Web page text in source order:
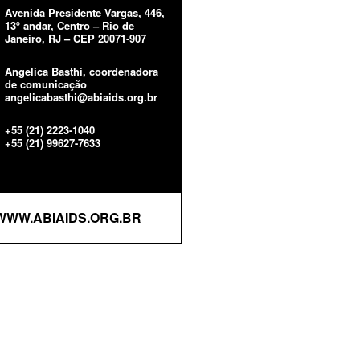
Avenida Presidente Vargas, 446,
13º andar, Centro – Rio de
Janeiro, RJ – CEP 20071-907
Angelica Basthi, coordenadora
de comunicação
angelicabasthi@abiaids.org.br
+55 (21) 2223-1040
+55 (21) 99627-7633